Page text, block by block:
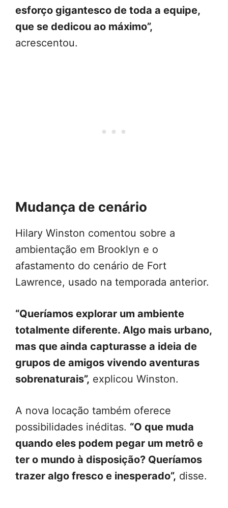
esforço gigantesco de toda a equipe,
que se dedicou ao máximo”,
acrescentou.
Mudança de cenário
Hilary Winston comentou sobre a
ambientação em Brooklyn e o
afastamento do cenário de Fort
Lawrence, usado na temporada anterior.
“Queríamos explorar um ambiente
totalmente diferente. Algo mais urbano,
mas que ainda capturasse a ideia de
grupos de amigos vivendo aventuras
sobrenaturais”, explicou Winston.
A nova locação também oferece
possibilidades inéditas. “O que muda
quando eles podem pegar um metrô e
ter o mundo à disposição? Queríamos
trazer algo fresco e inesperado”, disse.